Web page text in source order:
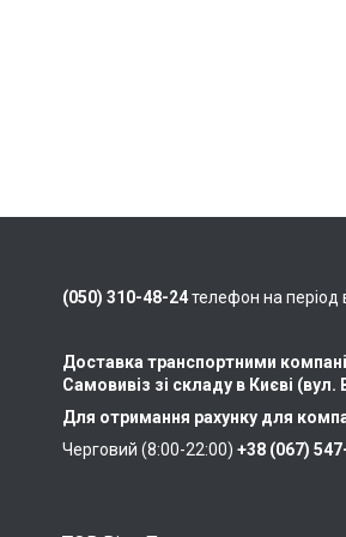
(050) 310-48-24телефон на період
Доставка транспортними
Самовивіз зі складу в Києві
Для отримання рахунку для
Черговий (8:00-22:00) +38 (067)